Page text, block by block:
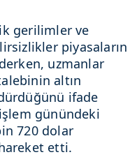
gerilimler ve
piyasaların
uzmanlar
altın
ifade
günündeki
720 dolar
etti.